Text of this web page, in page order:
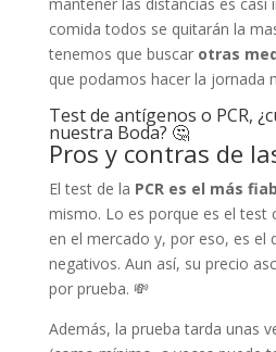
comida todos se quitarán la
tenemos que buscar otras
que podamos hacer la jornada
Test de antígenos o PCR,
nuestra Boda? 🤔
Pros y contras de
El test de la PCR es el más
mismo. Lo es porque es el test
en el mercado y, por eso, es el
negativos. Aun así, su precio
por prueba. 💸
Además, la prueba tarda unas